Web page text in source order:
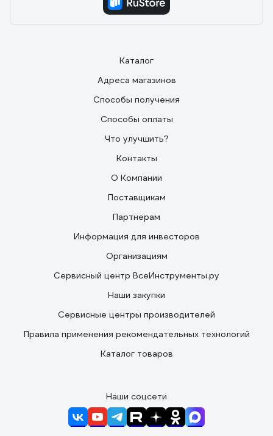
Каталог
Адреса магазинов
Способы получения
Способы оплаты
Что улучшить?
Контакты
О Компании
Поставщикам
Партнерам
Информация для инвесторов
Организациям
Сервисный центр ВсеИнструменты.ру
Наши закупки
Сервисные центры производителей
Правила применения рекомендательных технологий
Каталог товаров
Наши соцсети